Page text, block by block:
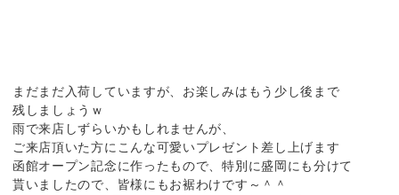
まだまだ入荷していますが、お楽しみはもう少し後まで
残しましょうｗ
雨で来店しずらいかもしれませんが、
ご来店頂いた方にこんな可愛いプレゼント差し上げます
函館オープン記念に作ったもので、特別に盛岡にも分けて
貰いましたので、皆様にもお裾わけです～＾＾